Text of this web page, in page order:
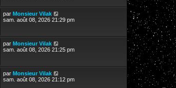
par Monsieur Vilak
sam. août 08, 2026 21:29 pm
par Monsieur Vilak
sam. août 08, 2026 21:25 pm
par Monsieur Vilak
sam. août 08, 2026 21:12 pm